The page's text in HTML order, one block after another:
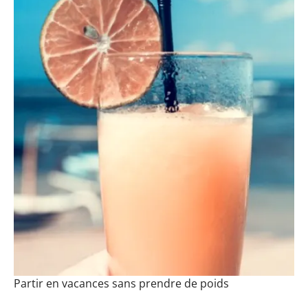
Partir en vacances sans prendre de poids